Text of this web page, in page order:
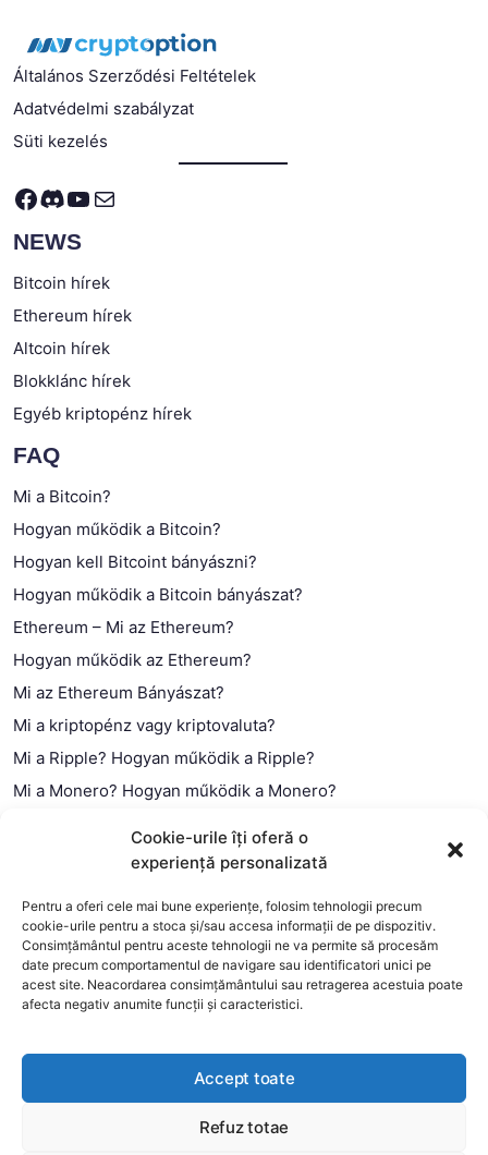
Cookie-urile îți oferă o
experiență personalizată
Pentru a oferi cele mai bune experiențe, folosim tehnologii precum
cookie-urile pentru a stoca și/sau accesa informații de pe dispozitiv.
Consimțământul pentru aceste tehnologii ne va permite să procesăm
date precum comportamentul de navigare sau identificatori unici pe
acest site. Neacordarea consimțământului sau retragerea acestuia poate
afecta negativ anumite funcții și caracteristici.
Accept toate
Refuz totae
Általános Szerződési Feltételek
Adatvédelmi szabályzat
Süti kezelés
Facebook
Discord
YouTube
Mail
NEWS
Bitcoin hírek
Ethereum hírek
Altcoin hírek
Blokklánc hírek
Egyéb kriptopénz hírek
FAQ
Mi a Bitcoin?
Hogyan működik a Bitcoin?
Hogyan kell Bitcoint bányászni?
Hogyan működik a Bitcoin bányászat?
Ethereum – Mi az Ethereum?
Hogyan működik az Ethereum?
Mi az Ethereum Bányászat?
Mi a kriptopénz vagy kriptovaluta?
Mi a Ripple? Hogyan működik a Ripple?
Mi a Monero? Hogyan működik a Monero?
Mi a blokklánc (technológia)?
This website uses cookies to improve your experience. We'll